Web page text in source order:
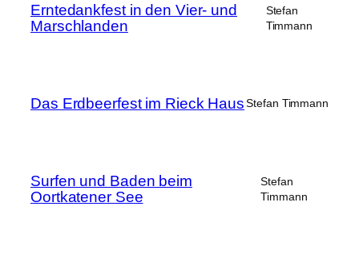
Erntedankfest in den Vier- und
Marschlanden
Stefan
Timmann
Das Erdbeerfest im Rieck Haus Stefan Timmann
Surfen und Baden beim
Oortkatener See
Stefan
Timmann